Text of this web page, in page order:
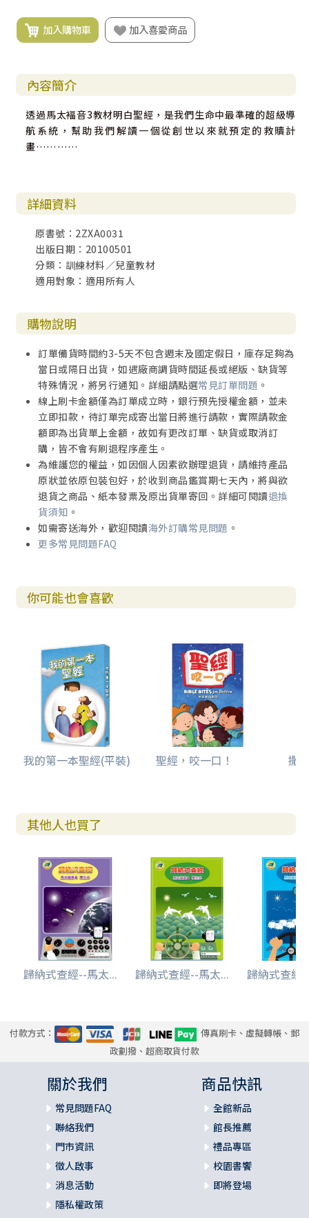
加入購物車 加入喜愛商品
內容簡介
透過馬太褔音3教材明白聖經，是我們生命中最準確的超級導
航系統，幫助我們解讀一個從創世以來就預定的救贖計
畫…………
詳細資料
原書號：2ZXA0031
出版日期：20100501
分類：訓練材料／兒童教材
適用對象：適用所有人
購物說明
訂單備貨時間約3-5天不包含週末及國定假日，庫存足夠為
當日或隔日出貨，如遇廠商調貨時間延長或絕版、缺貨等
特殊情況，將另行通知。詳細請點選常見訂單問題 。
線上刷卡金額僅為訂單成立時，銀行預先授權金額，並未
立即扣款，待訂單完成寄出當日將進行請款，實際請款金
額即為出貨單上金額，故如有更改訂單、缺貨或取消訂
購，皆不會有刷退程序產生。
為維護您的權益，如因個人因素欲辦理退貨，請維持產品
原狀並依原包裝包好，於收到商品鑑賞期七天內，將與欲
退貨之商品、紙本發票及原出貨單寄回。詳細可閱讀退換
貨須知 。
如需寄送海外，歡迎閱讀海外訂購常見問題 。
更多常見問題FAQ
你可能也會喜歡
我的第一本聖經(平裝) 聖經，咬一口！ 撒
其他人也買了
歸納式查經--馬太... 歸納式查經--馬太... 歸納式查經
付款方式：
傳真刷卡、虛擬轉帳、郵
政劃撥、超商取貨付款
關於我們
常見問題FAQ
聯絡我們
門市資訊
徵人啟事
消息活動
隱私權政策
商品快訊
全館新品
館長推薦
禮品專區
校園書饗
即將登場